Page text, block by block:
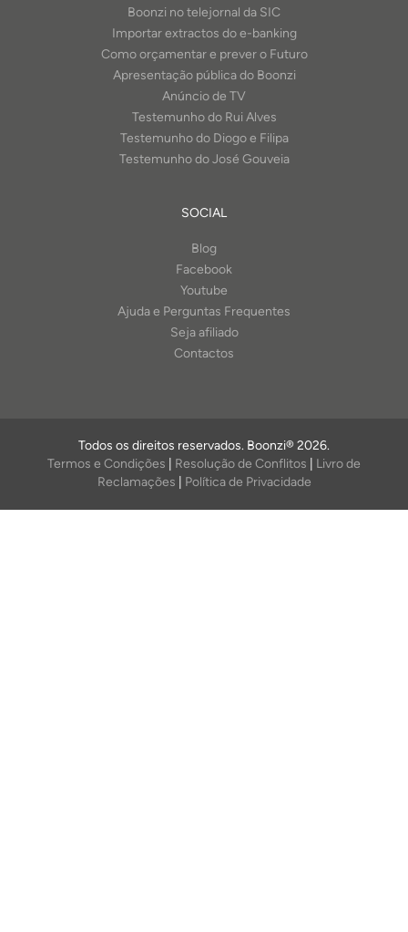
Boonzi no telejornal da SIC
Importar extractos do e-banking
Como orçamentar e prever o Futuro
Apresentação pública do Boonzi
Anúncio de TV
Testemunho do Rui Alves
Testemunho do Diogo e Filipa
Testemunho do José Gouveia
SOCIAL
Blog
Facebook
Youtube
Ajuda e Perguntas Frequentes
Seja afiliado
Contactos
Todos os direitos reservados. Boonzi® 2026.
Termos e Condições
Resolução de Conflitos
Livro de
Reclamações
Política de Privacidade